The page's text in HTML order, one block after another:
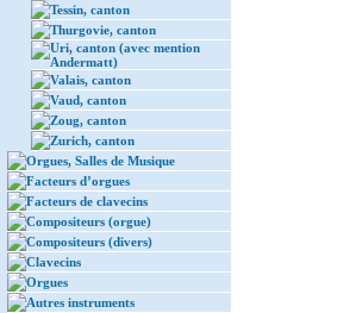
Tessin, canton
Thurgovie, canton
Uri, canton (avec mention
Andermatt)
Valais, canton
Vaud, canton
Zoug, canton
Zurich, canton
Orgues, Salles de Musique
Facteurs d’orgues
Facteurs de clavecins
Compositeurs (orgue)
Compositeurs (divers)
Clavecins
Orgues
Autres instruments